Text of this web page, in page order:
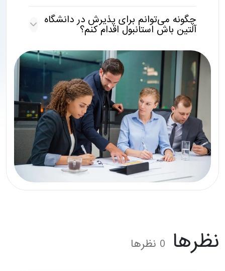
چگونه می‌توانم برای پذیرش در دانشگاه
آلتین باش استانبول اقدام کنم؟
0 نظرها